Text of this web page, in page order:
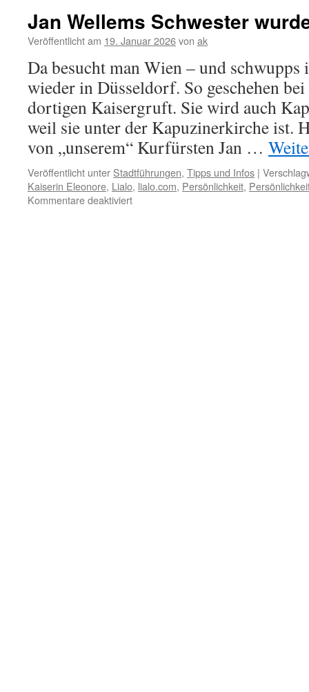
Jan Wellems Schwester
Veröffentlicht am 19. Januar 2026von ak
Da besucht man Wien – und schwupps
wieder in Düsseldorf. So geschehen
dortigen Kaisergruft. Sie wird auch
weil sie unter der Kapuzinerkirche ist.
von „unserem“ Kurfürsten Jan …
Veröffentlicht unter Stadtführungen, Tipps und Infos |
Kaiserin Eleonore, Lialo, lialo.com, Persönlichkeit,
Kommentare deaktiviertfür